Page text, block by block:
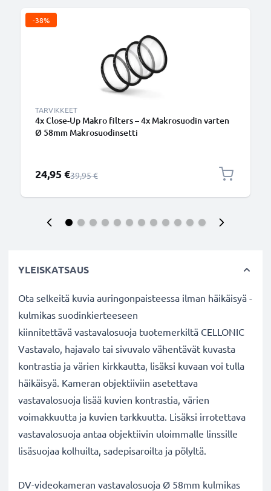
-38%
TARVIKKEET
4x Close-Up Makro filters – 4x Makrosuodin varten
Ø 58mm Makrosuodinsetti
Erikoishinta
24,95 €Normaali hinta
39,95 €
YLEISKATSAUS
Ota selkeitä kuvia auringonpaisteessa ilman häikäisyä -
kulmikas suodinkierteeseen
kiinnitettävä vastavalosuoja tuotemerkiltä CELLONIC
Vastavalo, hajavalo tai sivuvalo vähentävät kuvasta
kontrastia ja värien kirkkautta, lisäksi kuvaan voi tulla
häikäisyä. Kameran objektiiviin asetettava
vastavalosuoja lisää kuvien kontrastia, värien
voimakkuutta ja kuvien tarkkuutta. Lisäksi irrotettava
vastavalosuoja antaa objektiivin uloimmalle linssille
lisäsuojaa kolhuilta, sadepisaroilta ja pölyltä.
DV-videokameran vastavalosuoja Ø 58mm kulmikas